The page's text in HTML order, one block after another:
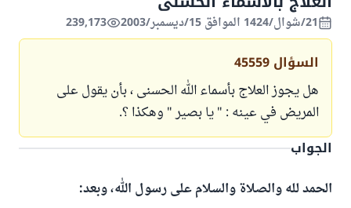
21/شوال/1424 الموافق 15/ديسمبر/2003 239,173
السؤال 45559
هل يجوز العلاج بأسماء الله الحسنى ، بأن يقول على
المريض في عينه : " يا بصير " وهكذا ؟.
الجواب
الحمد لله والصلاة والسلام على رسول الله، وبعد: